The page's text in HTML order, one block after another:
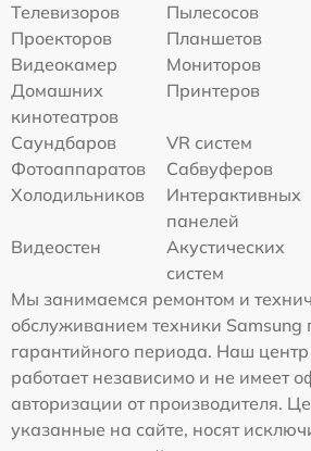
Телевизоров
Пылесосов
Проекторов
Планшетов
Видеокамер
Мониторов
Домашних
кинотеатров
Принтеров
Саундбаров
VR систем
Фотоаппаратов
Сабвуферов
Холодильников
Интерактивных
панелей
Видеостен
Акустических
систем
Мы занимаемся ремонтом и
обслуживанием техники Samsung
гарантийного периода. Наш
работает независимо и не имеет
авторизации от производителя.
указанные на сайте, носят